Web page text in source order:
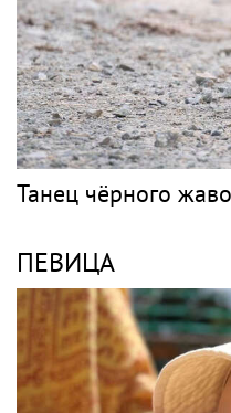
Танец чёрного
ПЕВИЦА